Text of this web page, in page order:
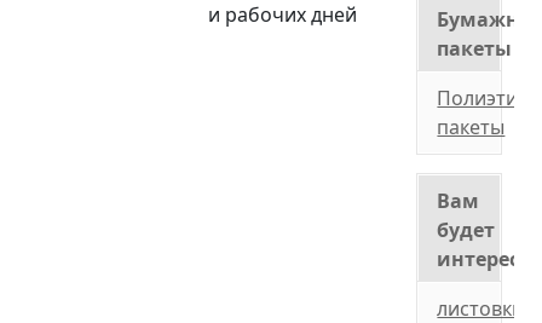
и рабочих дней
пакеты
пакеты
Вам
будет
листовки